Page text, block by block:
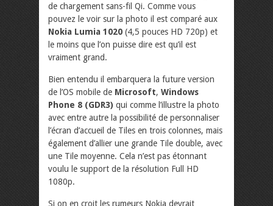
de chargement sans-fil Qi. Comme vous
pouvez le voir sur la photo il est comparé aux
Nokia Lumia 1020 (4,5 pouces HD 720p) et
le moins que l’on puisse dire est qu’il est
vraiment grand.
Bien entendu il embarquera la future version
de l’OS mobile de Microsoft, Windows
Phone 8 (GDR3) qui comme l’illustre la photo
avec entre autre la possibilité de personnaliser
l’écran d’accueil de Tiles en trois colonnes, mais
également d’allier une grande Tile double, avec
une Tile moyenne. Cela n’est pas étonnant
voulu le support de la résolution Full HD
1080p.
Si on en croit les rumeurs Nokia devrait